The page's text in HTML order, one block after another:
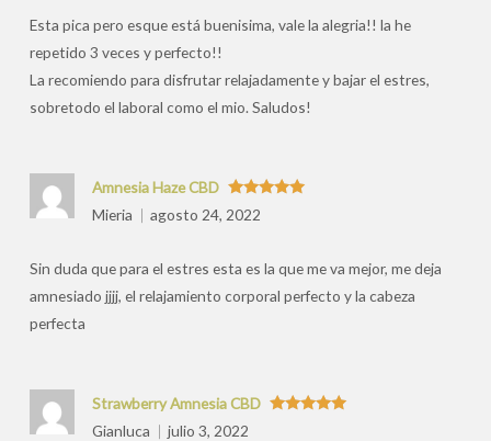
Esta pica pero esque está buenisima, vale la alegria!! la he
repetido 3 veces y perfecto!!
La recomiendo para disfrutar relajadamente y bajar el estres,
sobretodo el laboral como el mio. Saludos!
Valorado
con5
Amnesia Haze CBD
Mieria
agosto 24, 2022
Sin duda que para el estres esta es la que me va mejor, me deja
amnesiado jjjj, el relajamiento corporal perfecto y la cabeza
perfecta
Strawberry Amnesia CBD
Gianluca
julio 3, 2022